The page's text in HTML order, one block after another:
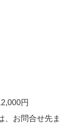
円
、お問合せ先ま